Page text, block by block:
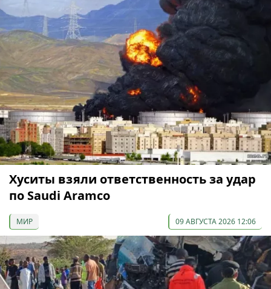
Хуситы взяли ответственность за удар
по Saudi Aramco
МИР 09 АВГУСТА 2026 12:06